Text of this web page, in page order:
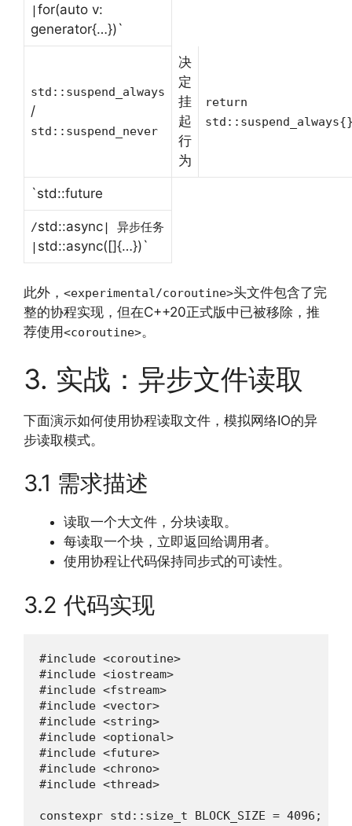
|for(auto v:
generator{…})`
std::suspend_always
/
std::suspend_never
决
定
挂
起
行
为
return
`std::future
/std::async| 异步任务
| std::async([]{…})`
此外， <experimental/coroutine>头文件包含了完
整的协程实现，但在C++20正式版中已被移除，推
荐使用<coroutine>。
3. 实战：异步文件读取
下面演示如何使用协程读取文件，模拟网络IO的异
步读取模式。
3.1 需求描述
读取一个大文件，分块读取。
每读取一个块，立即返回给调用者。
使用协程让代码保持同步式的可读性。
3.2 代码实现
#include <coroutine>
#include <iostream>
#include <fstream>
#include <vector>
#include <string>
#include <optional>
#include <future>
#include <chrono>
#include <thread>
constexpr std::size_t BLOCK_SIZE = 4096;